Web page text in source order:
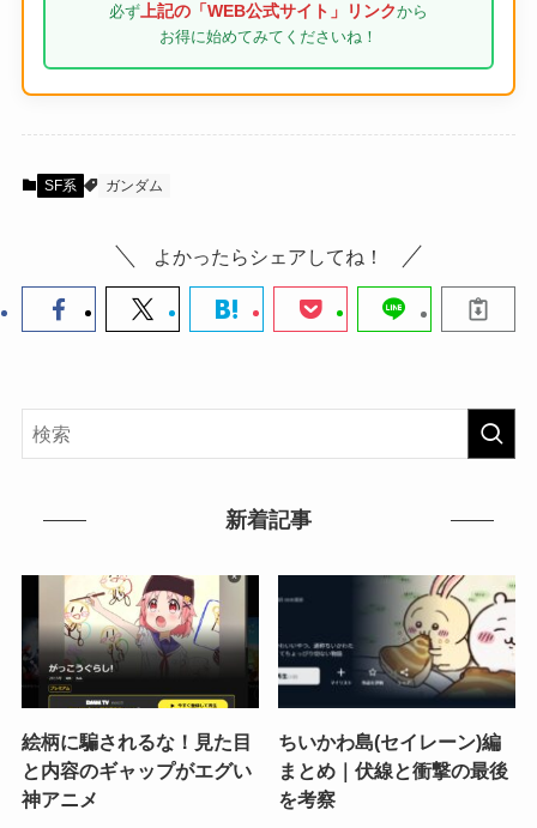
必ず 上記の「WEB公式サイト」リンクから
お得に始めてみてくださいね！
SF系 ガンダム
よかったらシェアしてね！
新着記事
絵柄に騙されるな！見た目
と内容のギャップがエグい
神アニメ
ちいかわ島(セイレーン)編
まとめ｜伏線と衝撃の最後
を考察